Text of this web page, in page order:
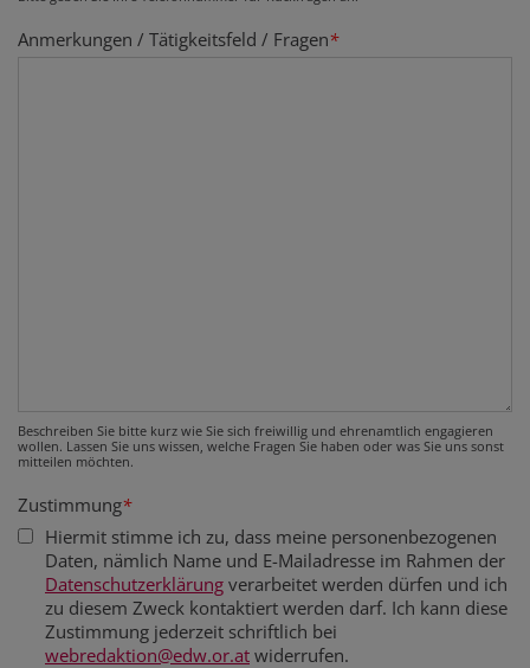
Anmerkungen / Tätigkeitsfeld / Fragen*
Beschreiben Sie bitte kurz wie Sie sich freiwillig und ehrenamtlich engagieren
wollen. Lassen Sie uns wissen, welche Fragen Sie haben oder was Sie uns sonst
mitteilen möchten.
Zustimmung*
Hiermit stimme ich zu, dass meine personenbezogenen
Daten, nämlich Name und E-Mailadresse im Rahmen der
Datenschutzerklärung verarbeitet werden dürfen und ich
zu diesem Zweck kontaktiert werden darf. Ich kann diese
Zustimmung jederzeit schriftlich bei
webredaktion@edw.or.at widerrufen.